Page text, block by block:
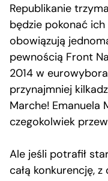
Republikanie
będzie pokonać
obowiązują
pewnością Front
2014 w
przynajmniej
Marche! Emanuela
czegokolwiek
Ale jeśli potrafił
całą konkurencję,